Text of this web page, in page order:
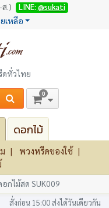
.) LINE: @sukati
เหลือ
ดทั่วไทย
0
ดอกไม้
พวงหรีดของใช้
กไม้สด SUK009
สั่งก่อน 15:00 ส่งได้วันเดียวกัน